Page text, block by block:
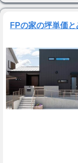
FPの家の坪単価